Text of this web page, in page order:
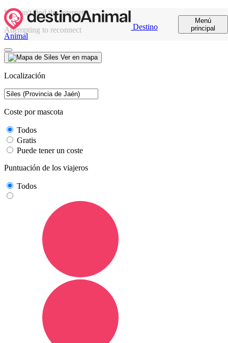
Destino
Animal
Menú
principal
We can't find the internet
Attempting to reconnect
Ver en mapa
Localización
Coste por mascota
Todos
Gratis
Puede tener un coste
Puntuación de los viajeros
Todos